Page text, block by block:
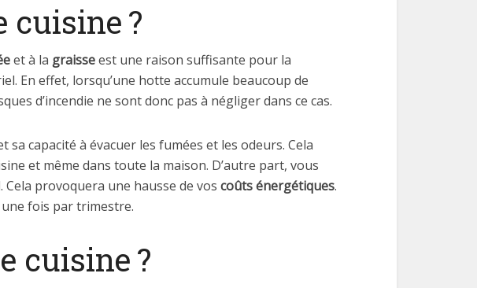
cuisine ?
et à la graisseest une raison suffisante pour la
En effet, lorsqu’une hotte accumule beaucoup de
d’incendie ne sont donc pas à négliger dans ce cas.
sa capacité à évacuer les fumées et les odeurs. Cela
et même dans toute la maison. D’autre part, vous
Cela provoquera une hausse de vos coûts énergétiques.
fois par trimestre.
cuisine ?